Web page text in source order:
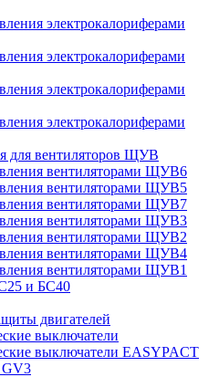
электрокалориферами
электрокалориферами
электрокалориферами
электрокалориферами
для вентиляторов ЩУВ
вентиляторами ЩУВ6
вентиляторами ЩУВ5
вентиляторами ЩУВ7
вентиляторами ЩУВ3
вентиляторами ЩУВ2
вентиляторами ЩУВ4
вентиляторами ЩУВ1
и БС40
двигателей
выключатели
выключатели EASYPACT